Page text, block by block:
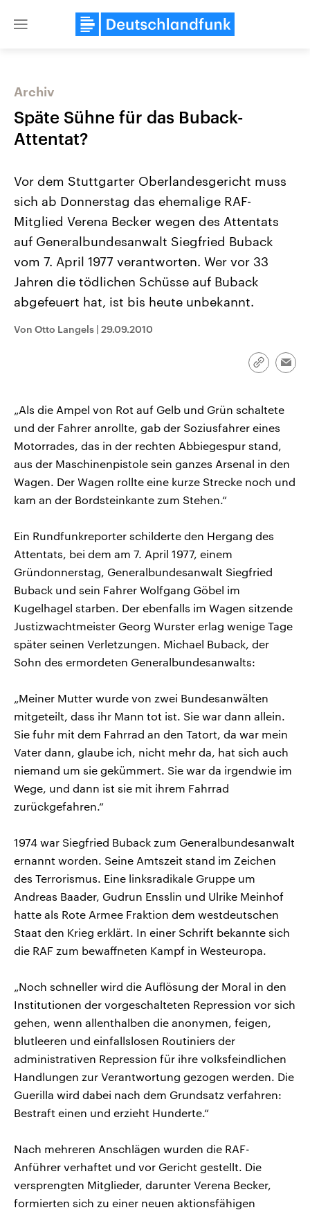
Close
Landtagswahl Sachsen-Anhalt
Alle Informationen
Sachsen-Anhalt wählt am 6.
September 2026 einen neuen
Landtag. Seit 2021 wird das
Bundesland von einer Koalition aus
Umfragen, Prognosen,
USA
Hintergründe
Wirtschaftlich und
gehören die Vereinigten
den mächtigsten Ländern
mit großem Einfluss auf
Archiv
Späte Sühne für das Buback-
Attentat?
Vor dem Stuttgarter Oberlandesgericht muss
sich ab Donnerstag das ehemalige RAF-
Mitglied Verena Becker wegen des Attentats
auf Generalbundesanwalt Siegfried Buback
vom 7. April 1977 verantworten. Wer vor 33
Jahren die tödlichen Schüsse auf Buback
abgefeuert hat, ist bis heute unbekannt.
Von Otto Langels | 29.09.2010
Link
„Als die Ampel von Rot auf Gelb und Grün schaltete
und der Fahrer anrollte, gab der Soziusfahrer eines
Motorrades, das in der rechten Abbiegespur stand,
aus der Maschinenpistole sein ganzes Arsenal in den
Wagen. Der Wagen rollte eine kurze Strecke noch und
kam an der Bordsteinkante zum Stehen.“
Ein Rundfunkreporter schilderte den Hergang des
Attentats, bei dem am 7. April 1977, einem
Gründonnerstag, Generalbundesanwalt Siegfried
Buback und sein Fahrer Wolfgang Göbel im
Kugelhagel starben. Der ebenfalls im Wagen sitzende
Justizwachtmeister Georg Wurster erlag wenige Tage
später seinen Verletzungen. Michael Buback, der
Sohn des ermordeten Generalbundesanwalts:
„Meiner Mutter wurde von zwei Bundesanwälten
mitgeteilt, dass ihr Mann tot ist. Sie war dann allein.
Sie fuhr mit dem Fahrrad an den Tatort, da war mein
Vater dann, glaube ich, nicht mehr da, hat sich auch
niemand um sie gekümmert. Sie war da irgendwie im
Wege, und dann ist sie mit ihrem Fahrrad
zurückgefahren.“
1974 war Siegfried Buback zum Generalbundesanwalt
ernannt worden. Seine Amtszeit stand im Zeichen
des Terrorismus. Eine linksradikale Gruppe um
Andreas Baader, Gudrun Ensslin und Ulrike Meinhof
hatte als Rote Armee Fraktion dem westdeutschen
Staat den Krieg erklärt. In einer Schrift bekannte sich
die RAF zum bewaffneten Kampf in Westeuropa.
„Noch schneller wird die Auflösung der Moral in den
Institutionen der vorgeschalteten Repression vor sich
gehen, wenn allenthalben die anonymen, feigen,
blutleeren und einfallslosen Routiniers der
administrativen Repression für ihre volksfeindlichen
Handlungen zur Verantwortung gezogen werden. Die
Guerilla wird dabei nach dem Grundsatz verfahren:
Bestraft einen und erzieht Hunderte.“
Nach mehreren Anschlägen wurden die RAF-
Anführer verhaftet und vor Gericht gestellt. Die
versprengten Mitglieder, darunter Verena Becker,
formierten sich zu einer neuen aktionsfähigen